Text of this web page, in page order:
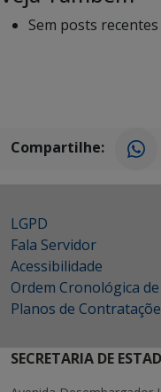
Sem posts
Compartilhe:
LGPD
Fala Servidor
Acessibilidade
Ordem Cronológica
Planos de
SECRETARIA DE